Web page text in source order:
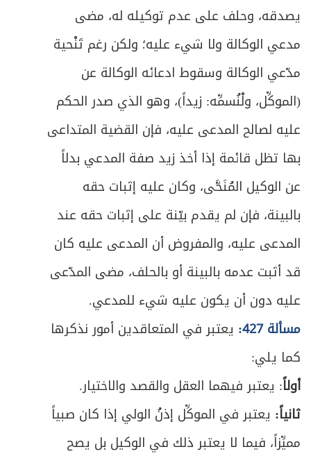
يصدقه، وحلف على عدم توكيله له، مضى
مدعي الوكالة ولا شيء عليه؛ ولكن رغم تَنْحية
مدّعي الوكالة وسقوط ادعائه الوكالة عن
(الموكِّل، ولْنُسمِّه: زيداً)، وهو الذي صدر الحكم
عليه لصالح المدعى عليه، فإن القضية المتداعى
بها تظل قائمة إذا أخذ زيد صفة المدعي بدلاً
عن الوكيل المُنَحَّى، وكان عليه إثبات حقه
بالبينة، فإن لم يقدم بيّنة على إثبات حقه عند
المدعى عليه، والمفروض أن المدعى عليه كان
قد أثبت عدمه بالبينة أو بالحلف، مضى المدّعى
عليه دون أن يكون عليه شيء للمدعي.
مسألة 427:
يعتبر في المتعاقدين أمور نذكرها
كما يلي:
أولاً: يعتبر فيهما العقل والقصد والاختيار.
ثانياً: يعتبر في الموكِّل إذنُ الولي إذا كان صبياً
مميِّزاً، فيما لا يعتبر ذلك في الوكيل بل يصح